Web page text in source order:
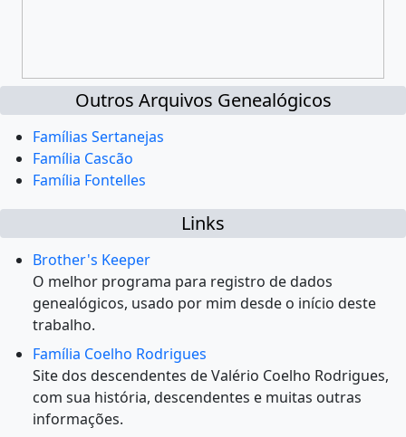
Outros Arquivos Genealógicos
Famílias Sertanejas
Família Cascão
Família Fontelles
Links
Brother's Keeper
O melhor programa para registro de dados
genealógicos, usado por mim desde o início deste
trabalho.
Família Coelho Rodrigues
Site dos descendentes de Valério Coelho Rodrigues,
com sua história, descendentes e muitas outras
informações.